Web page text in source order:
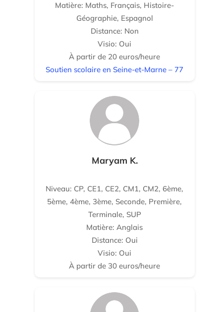
Matière: Maths, Français, Histoire-
Géographie, Espagnol
Distance: Non
Visio: Oui
À partir de 20 euros/heure
Soutien scolaire en Seine-et-Marne – 77
Maryam K.
Niveau: CP, CE1, CE2, CM1, CM2, 6ème,
5ème, 4ème, 3ème, Seconde, Première,
Terminale, SUP
Matière: Anglais
Distance: Oui
Visio: Oui
À partir de 30 euros/heure